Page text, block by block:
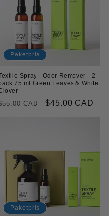
Paketpris
Spray - Odor Remover - 2-
75 ml Green Leaves & White
CAD Försäljningspris
$45.00 CAD
Paketpris